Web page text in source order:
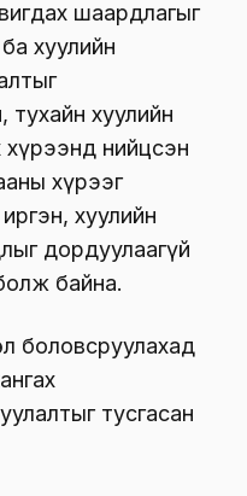
шаардлагыг
хуулийн
тухайн хуулийн
хүрээнд нийцсэн
хүрээг
хуулийн
дордуулаагүй
байна.
боловсруулахад
тусгасан